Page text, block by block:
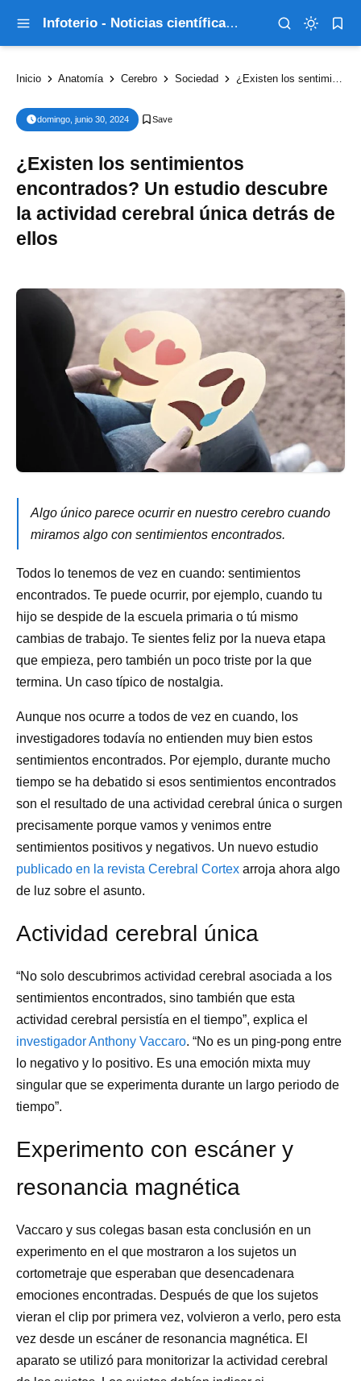
Infoterio - Noticias científicas que explican el mundo
Inicio Anatomía Cerebro Sociedad ¿Existen los sentimientos encontrados? Un estudio descubre la actividad cerebral única detrás de ellos
domingo, junio 30, 2024
¿Existen los sentimientos
encontrados? Un estudio descubre
la actividad cerebral única detrás de
ellos
Algo único parece ocurrir en nuestro cerebro cuando
miramos algo con sentimientos encontrados.
Todos lo tenemos de vez en cuando: sentimientos
encontrados. Te puede ocurrir, por ejemplo, cuando tu
hijo se despide de la escuela primaria o tú mismo
cambias de trabajo. Te sientes feliz por la nueva etapa
que empieza, pero también un poco triste por la que
termina. Un caso típico de nostalgia.
Aunque nos ocurre a todos de vez en cuando, los
investigadores todavía no entienden muy bien estos
sentimientos encontrados. Por ejemplo, durante mucho
tiempo se ha debatido si esos sentimientos encontrados
son el resultado de una actividad cerebral única o surgen
precisamente porque vamos y venimos entre
sentimientos positivos y negativos. Un nuevo estudio
publicado en la revista Cerebral Cortex arroja ahora algo
de luz sobre el asunto.
Actividad cerebral única
“No solo descubrimos actividad cerebral asociada a los
sentimientos encontrados, sino también que esta
actividad cerebral persistía en el tiempo”, explica el
investigador Anthony Vaccaro. “No es un ping-pong entre
lo negativo y lo positivo. Es una emoción mixta muy
singular que se experimenta durante un largo periodo de
tiempo”.
Experimento con escáner y
resonancia magnética
Vaccaro y sus colegas basan esta conclusión en un
experimento en el que mostraron a los sujetos un
cortometraje que esperaban que desencadenara
emociones encontradas. Después de que los sujetos
vieran el clip por primera vez, volvieron a verlo, pero esta
vez desde un escáner de resonancia magnética. El
aparato se utilizó para monitorizar la actividad cerebral